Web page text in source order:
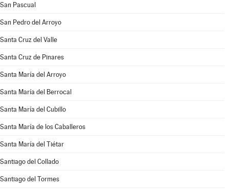
San Pascual
San Pedro del Arroyo
Santa Cruz del Valle
Santa Cruz de Pinares
Santa María del Arroyo
Santa María del Berrocal
Santa María del Cubillo
Santa María de los Caballeros
Santa María del Tiétar
Santiago del Collado
Santiago del Tormes